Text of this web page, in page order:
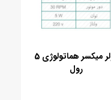
رولر میکسر هماتولوژی 5
رول